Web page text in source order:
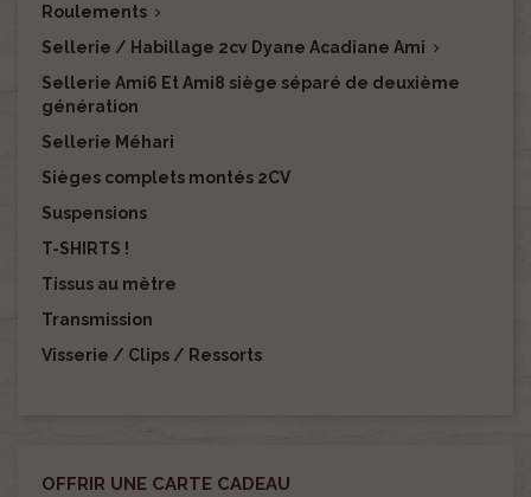
Roulements 
Sellerie / Habillage 2cv Dyane Acadiane Ami 
Sellerie Ami6 Et Ami8 siège séparé de deuxième
génération
Sellerie Méhari
Sièges complets montés 2CV
Suspensions
T-SHIRTS !
Tissus au mètre
Transmission
Visserie / Clips / Ressorts
OFFRIR UNE CARTE CADEAU